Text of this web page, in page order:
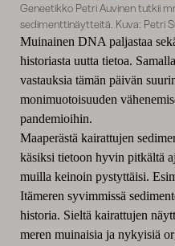
Geneetikko Petri Auvinen tutkii
sedimenttinäytteitä. Kuva: Petri
Muinainen DNA paljastaa
historiasta uutta tietoa.
vastauksia tämän päivän
monimuotoisuuden
pandemioihin.
Maaperästä kairattujen
käsiksi tietoon hyvin pitkältä
muilla keinoin pystyttäisi.
Itämeren syvimmissä
historia. Sieltä kairattujen
meren muinaisia ja nykyisiä